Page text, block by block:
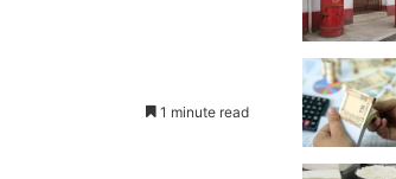
1 minute read